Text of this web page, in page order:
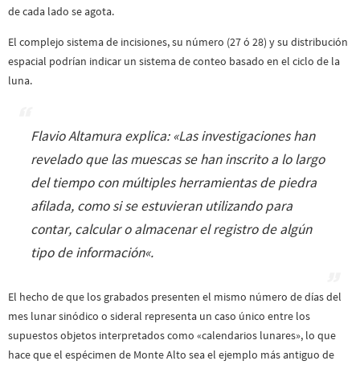
de cada lado se agota.
El complejo sistema de incisiones, su número (27 ó 28) y su distribución
espacial podrían indicar un sistema de conteo basado en el ciclo de la
luna.
Flavio Altamura explica: «Las investigaciones han
revelado que las muescas se han inscrito a lo largo
del tiempo con múltiples herramientas de piedra
afilada, como si se estuvieran utilizando para
contar, calcular o almacenar el registro de algún
tipo de información«.
El hecho de que los grabados presenten el mismo número de días del
mes lunar sinódico o sideral representa un caso único entre los
supuestos objetos interpretados como «calendarios lunares», lo que
hace que el espécimen de Monte Alto sea el ejemplo más antiguo de